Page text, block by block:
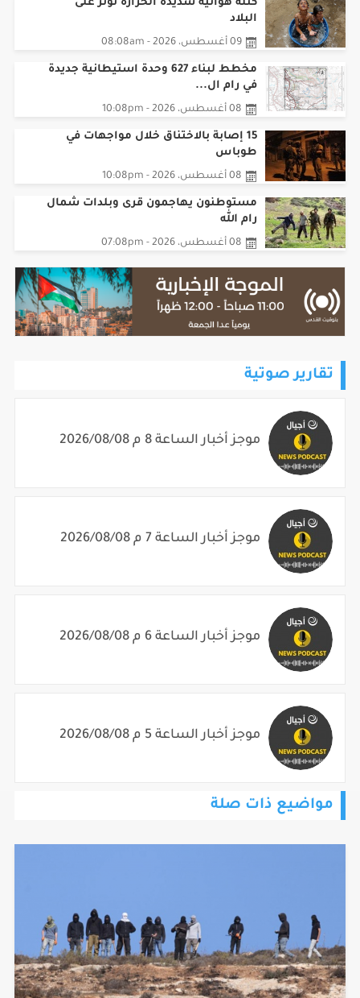
كتلة هوائية شديدة الحرارة تؤثر على
البلاد
09 أغسطس، 2026 - 08:08am
مخطط لبناء 627 وحدة استيطانية جديدة
في رام ال...
08 أغسطس، 2026 - 10:08pm
15 إصابة بالاختناق خلال مواجهات في
طوباس
08 أغسطس، 2026 - 10:08pm
مستوطنون يهاجمون قرى وبلدات شمال
رام الله
08 أغسطس، 2026 - 07:08pm
تقارير صوتية
موجز أخبار الساعة 8 م 2026/08/08
موجز أخبار الساعة 7 م 2026/08/08
موجز أخبار الساعة 6 م 2026/08/08
موجز أخبار الساعة 5 م 2026/08/08
مواضيع ذات صلة